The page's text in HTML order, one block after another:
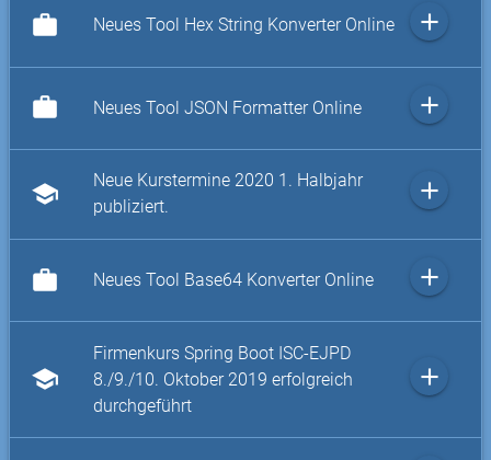
work Neues Tool Hex String Konverter Online add
work Neues Tool JSON Formatter Online add
school
Neue Kurstermine 2020 1. Halbjahr
publiziert.
add
work Neues Tool Base64 Konverter Online add
school
Firmenkurs Spring Boot ISC-EJPD
8./9./10. Oktober 2019 erfolgreich
durchgeführt
add